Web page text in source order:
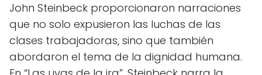
John Steinbeck proporcionaron narraciones
que no solo expusieron las luchas de las
clases trabajadoras, sino que también
abordaron el tema de la dignidad humana.